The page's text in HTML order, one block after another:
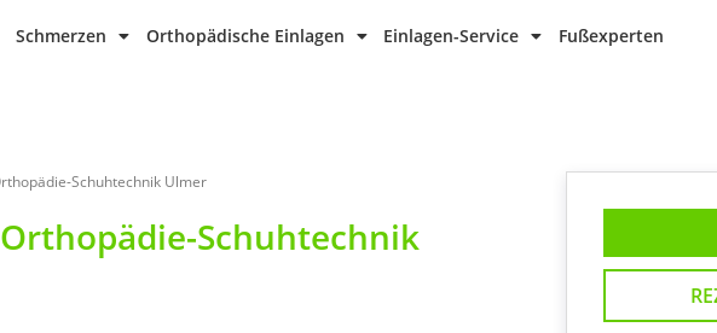
Schmerzen Orthopädische Einlagen Einlagen-Service Fußexperten
Schuhtechnik Ulmer
Schuhtechnik